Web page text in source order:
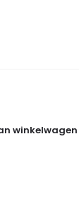
winkelwagen